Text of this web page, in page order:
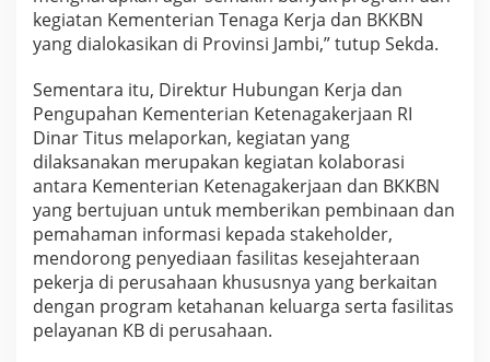
kegiatan Kementerian Tenaga Kerja dan BKKBN
yang dialokasikan di Provinsi Jambi,” tutup Sekda.
Sementara itu, Direktur Hubungan Kerja dan
Pengupahan Kementerian Ketenagakerjaan RI
Dinar Titus melaporkan, kegiatan yang
dilaksanakan merupakan kegiatan kolaborasi
antara Kementerian Ketenagakerjaan dan BKKBN
yang bertujuan untuk memberikan pembinaan dan
pemahaman informasi kepada stakeholder,
mendorong penyediaan fasilitas kesejahteraan
pekerja di perusahaan khususnya yang berkaitan
dengan program ketahanan keluarga serta fasilitas
pelayanan KB di perusahaan.